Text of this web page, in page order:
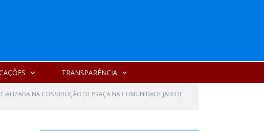
TRANSPARÊNCIA
NA CONSTRUÇÃO DE PRAÇA NA COMUNIDADE JABUTI